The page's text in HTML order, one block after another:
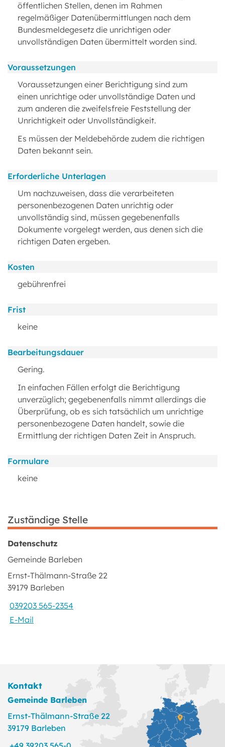
öffentlichen Stellen, denen im Rahmen
regelmäßiger Datenübermittlungen nach dem
Bundesmeldegesetz die unrichtigen oder
unvollständigen Daten übermittelt worden sind.
Voraussetzungen
Voraussetzungen einer Berichtigung sind zum
einen unrichtige oder unvollständige Daten und
zum anderen die zweifelsfreie Feststellung der
Unrichtigkeit oder Unvollständigkeit.
Es müssen der Meldebehörde zudem die richtigen
Daten bekannt sein.
Erforderliche Unterlagen
Um nachzuweisen, dass die verarbeiteten
personenbezogenen Daten unrichtig oder
unvollständig sind, müssen gegebenenfalls
Dokumente vorgelegt werden, aus denen sich die
richtigen Daten ergeben.
Kosten
gebührenfrei
Frist
keine
Bearbeitungsdauer
Gering.
In einfachen Fällen erfolgt die Berichtigung
unverzüglich; gegebenenfalls nimmt allerdings die
Überprüfung, ob es sich tatsächlich um unrichtige
personenbezogene Daten handelt, sowie die
Ermittlung der richtigen Daten Zeit in Anspruch.
Formulare
keine
Zuständige Stelle
Datenschutz
Gemeinde Barleben
Ernst-Thälmann-Straße 22
39179 Barleben
039203 565-2354
E-Mail
Kontakt
Gemeinde Barleben
Ernst-Thälmann-Straße 22
39179 Barleben